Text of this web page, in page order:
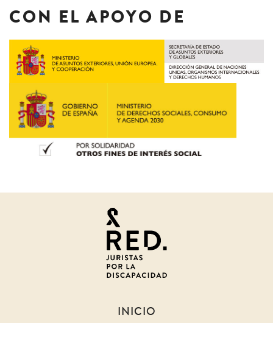
CON EL APOYO DE
discapacidad
INICIO
SOBRE NOSOTROS